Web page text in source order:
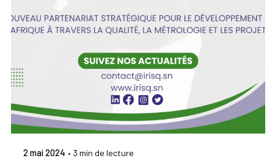
Admin IRISQ
2 mai 2024 3 min de lecture